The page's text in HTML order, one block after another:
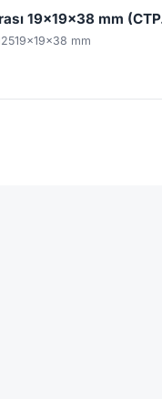
19x19x38 mm
19x19x38 mm